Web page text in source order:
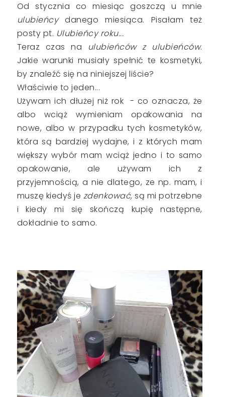
Od stycznia co miesiąc goszczą u mnie
ulubieńcydanego miesiąca. Pisałam też
posty pt. Ulubieńcy roku...
Teraz czas na ulubieńców z ulubieńców.
Jakie warunki musiały spełnić te kosmetyki,
by znaleźć się na niniejszej liście?
Właściwie to jeden...
Używam ich dłużej niż rok - co oznacza, że
albo wciąż wymieniam opakowania na
nowe, albo w przypadku tych kosmetyków,
która są bardziej wydajne, i z których mam
większy wybór mam wciąż jedno i to samo
opakowanie, ale używam ich z
przyjemnością, a nie dlatego, ze np. mam, i
muszę kiedyś je zdenkować, są mi potrzebne
i kiedy mi się skończą kupię następne,
dokładnie to samo.